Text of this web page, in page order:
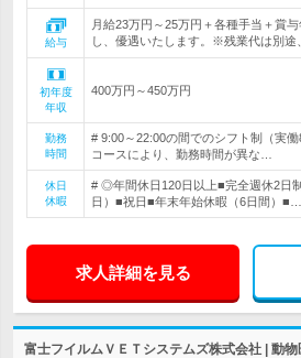
給与
月給23万円～25万円＋各種手当＋賞
し、優遇いたします。※残業代は別
初年度
年収
400万円～450万円
勤務
時間
# 9:00～22:00の間でのシフト制（実
コースにより、勤務時間が異な…
休日
休暇
# ◎年間休日120日以上■完全週休2日
日）■祝日■年末年始休暇（6日間）■…
求人詳細を見る
富士フイルムＶＥＴシステムズ株式会社 | 動